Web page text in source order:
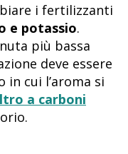
i fertilizzanti
e potassio.
più bassa
deve essere
in cui l’aroma si
a carboni